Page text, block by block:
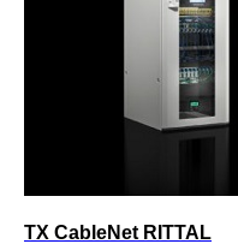
TX CableNet RITTAL